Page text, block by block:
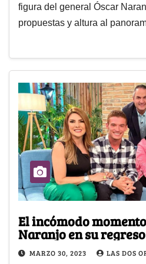
figura del general Óscar
propuestas y altura al
El incómodo
Naranjo en su regreso
MARZO 30, 2023 LAS DOS